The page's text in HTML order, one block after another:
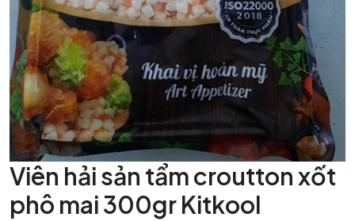
Viên hải sản tẩm croutton xốt
phô mai 300gr Kitkool